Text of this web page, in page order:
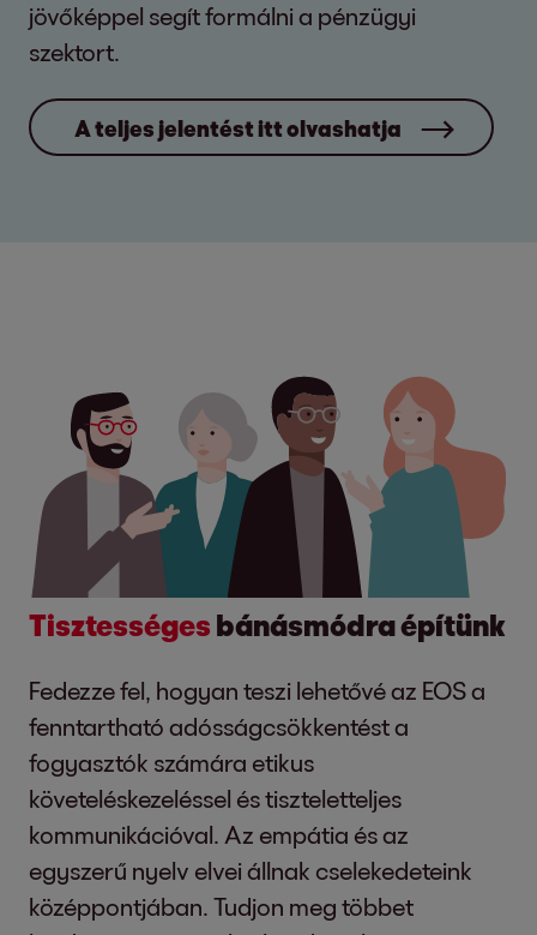
jövőképpel segít formálni a pénzügyi
szektort.
A teljes jelentést itt olvashatja
Tisztességes bánásmódra építünk
Fedezze fel, hogyan teszi lehetővé az EOS a
fenntartható adósságcsökkentést a
fogyasztók számára etikus
követeléskezeléssel és tiszteletteljes
kommunikációval. Az empátia és az
egyszerű nyelv elvei állnak cselekedeteink
középpontjában. Tudjon meg többet